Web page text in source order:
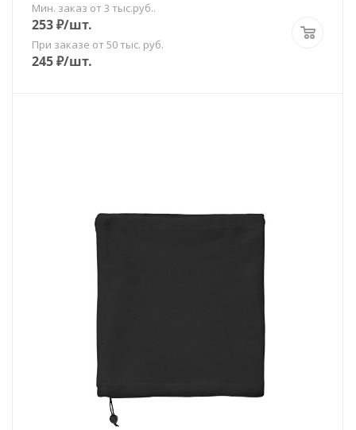
Мин. заказ от 3 тыс.руб..
253₽/шт.
При заказе от 50 тыс. руб.
245₽/шт.